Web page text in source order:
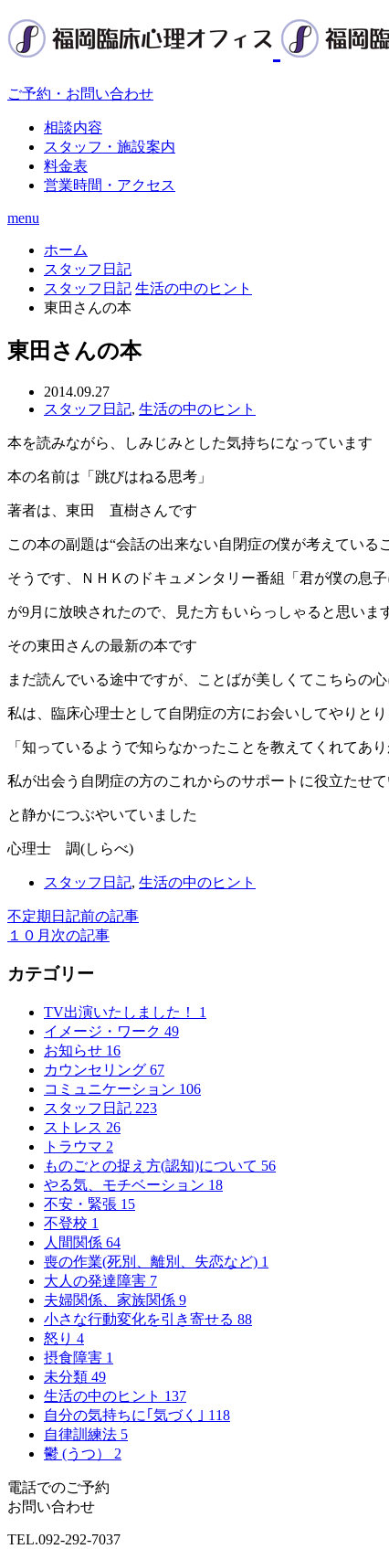
ご予約・お問い合わせ
相談内容
スタッフ・施設案内
料金表
営業時間・アクセス
menu
ホーム
スタッフ日記
スタッフ日記 生活の中のヒント
東田さんの本
東田さんの本
2014.09.27
スタッフ日記, 生活の中のヒント
本を読みながら、しみじみとした気持ちになっています
本の名前は「跳びはねる思考」
著者は、東田 直樹さんです
この本の副題は“会話の出来ない自閉症の僕が考えている
そうです、ＮＨＫのドキュメンタリー番組「君が僕の息
が9月に放映されたので、見た方もいらっしゃると思いま
その東田さんの最新の本です
まだ読んでいる途中ですが、ことばが美しくてこちらの
私は、臨床心理士として自閉症の方にお会いしてやりとり
「知っているようで知らなかったことを教えてくれてあり
私が出会う自閉症の方のこれからのサポートに役立たせて
と静かにつぶやいていました
心理士 調(しらべ)
スタッフ日記, 生活の中のヒント
不定期日記前の記事
１０月 次の記事
カテゴリー
TV出演いたしました！ 1
イメージ・ワーク 49
お知らせ 16
カウンセリング 67
コミュニケーション 106
スタッフ日記 223
ストレス 26
トラウマ 2
ものごとの捉え方(認知)について 56
やる気、モチベーション 18
不安・緊張 15
不登校 1
人間関係 64
喪の作業(死別、離別、失恋など) 1
大人の発達障害 7
夫婦関係、家族関係 9
小さな行動変化を引き寄せる 88
怒り 4
摂食障害 1
未分類 49
生活の中のヒント 137
自分の気持ちに｢気づく｣ 118
自律訓練法 5
鬱 (うつ） 2
電話でのご予約
お問い合わせ
TEL.092-292-7037